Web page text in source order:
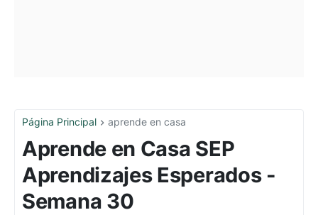
Página Principal aprende en casa
Aprende en Casa SEP
Aprendizajes Esperados -
Semana 30